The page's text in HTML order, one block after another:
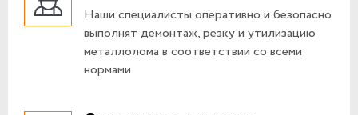
Наши специалисты оперативно и безопасно
выполнят демонтаж, резку и утилизацию
металлолома в соответствии со всеми
нормами.